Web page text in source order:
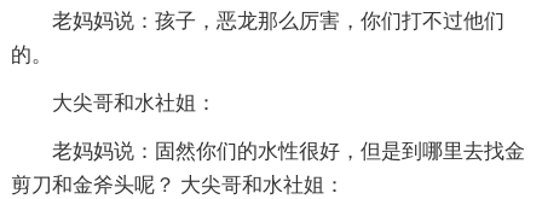
老妈妈说：孩子，恶龙那么厉害，你们打不过他们
的。
大尖哥和水社姐：
老妈妈说：固然你们的水性很好，但是到哪里去找金
剪刀和金斧头呢？ 大尖哥和水社姐：